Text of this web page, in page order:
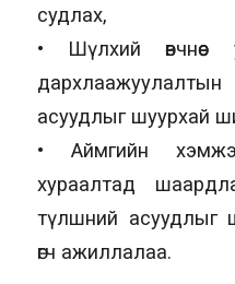
судлах,
• Шүлхий өвчнөөс
асуудлыг шуурхай
• Аймгийн
хураалтад
түлшний асуудлыг
өгч ажиллалаа.